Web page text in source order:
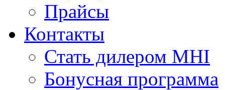
Прайсы
Контакты
Стать дилером MHI
Бонусная программа